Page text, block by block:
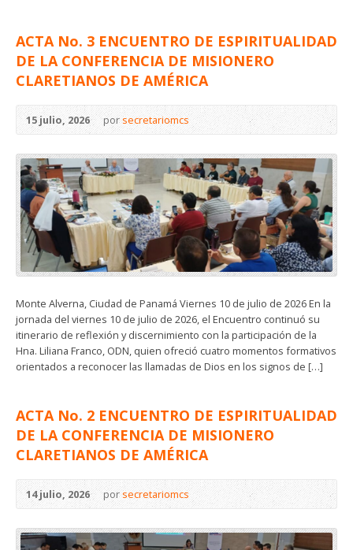
ACTA No. 3 ENCUENTRO DE ESPIRITUALIDAD
DE LA CONFERENCIA DE MISIONERO
CLARETIANOS DE AMÉRICA
15 julio, 2026 por secretariomcs
Monte Alverna, Ciudad de Panamá Viernes 10 de julio de 2026 En la
jornada del viernes 10 de julio de 2026, el Encuentro continuó su
itinerario de reflexión y discernimiento con la participación de la
Hna. Liliana Franco, ODN, quien ofreció cuatro momentos formativos
orientados a reconocer las llamadas de Dios en los signos de […]
ACTA No. 2 ENCUENTRO DE ESPIRITUALIDAD
DE LA CONFERENCIA DE MISIONERO
CLARETIANOS DE AMÉRICA
14 julio, 2026 por secretariomcs